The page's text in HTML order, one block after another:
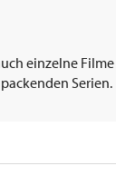
einzelne
Serien.